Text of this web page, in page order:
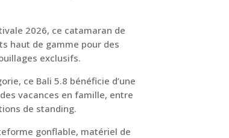
2026, ce catamaran de
haut de gamme pour des
exclusifs.
ce Bali 5.8 bénéficie d’une
vacances en famille, entre
de standing.
gonflable, matériel de